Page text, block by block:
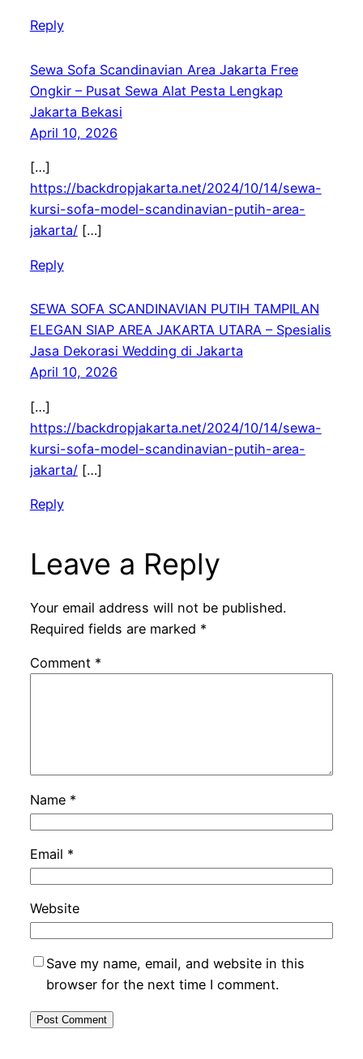
Reply
Sewa Sofa Scandinavian Area Jakarta Free
Ongkir – Pusat Sewa Alat Pesta Lengkap
Jakarta Bekasi
April 10, 2026
[…]
https://backdropjakarta.net/2024/10/14/sewa-
kursi-sofa-model-scandinavian-putih-area-
jakarta/[…]
Reply
SEWA SOFA SCANDINAVIAN PUTIH TAMPILAN
ELEGAN SIAP AREA JAKARTA UTARA – Spesialis
Jasa Dekorasi Wedding di Jakarta
April 10, 2026
[…]
https://backdropjakarta.net/2024/10/14/sewa-
kursi-sofa-model-scandinavian-putih-area-
jakarta/[…]
Reply
Leave a Reply
Your email address will not be published.
Required fields are marked *
Comment *
Name *
Email *
Website
Save my name, email, and website in this
browser for the next time I comment.